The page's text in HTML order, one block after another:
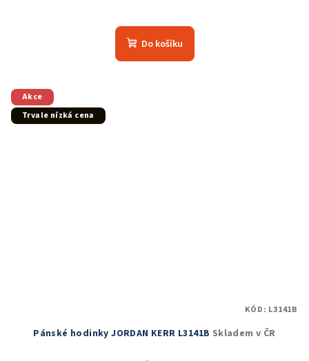
hodnocení
produktu
Do košíku
Akce
Trvale nízká cena
Pánské hodinky JORDAN KERR L3141B Skladem v ČR
KÓD: L3141B